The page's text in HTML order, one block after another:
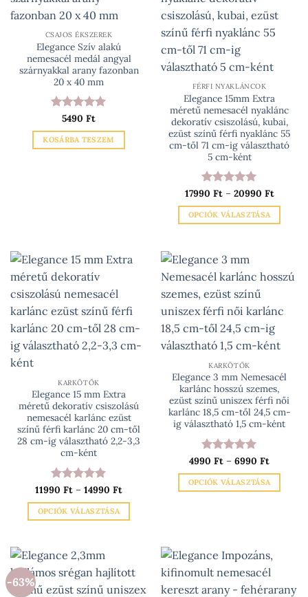
van.
A
változatok
a
termékoldalon
választhatók
ki
van.
A
változatok
a
termékoldalon
ki
CSAJOS ÉKSZEREK
Elegance Szív alakú
nemesacél medál angyal
szárnyakkal arany fazonban
20 x 40 mm
Értékelés:
/ 5
5490 Ft
KOSÁRBA TESZEM
FÉRFI NYAKLÁNCOK
Elegance 15mm Extra
méretű nemesacél nyaklánc
dekoratív csiszolású, kubai,
ezüst színű férfi nyaklánc 55
cm-től 71 cm-ig választható
5 cm-ként
Értékelés:5
/ 5
17990 Ft – 20990 Ft
-
OPCIÓK VÁLASZTÁSA
terméknek
több
variációja
A
változatok
a
termékoldalon
választhatók
ki
KARKÖTŐK
Elegance 15 mm Extra
méretű dekoratív csiszolású
nemesacél karlánc ezüst
színű férfi karlánc 20 cm-től
28 cm-ig választható 2,2-3,3
cm-ként
Értékelés:5
/ 5
11990 Ft – 14990 FtÁrtartomány:
-
OPCIÓK VÁLASZTÁSA
terméknek
több
variációja
KARKÖTŐK
Elegance 3 mm Nemesacél
karlánc hosszú szemes,
ezüst színű uniszex férfi női
karlánc 18,5 cm-től 24,5 cm-
ig választható 1,5 cm-ként
Értékelés:5
/ 5
4990 Ft – 6990 Ft
-
6990 Ft
OPCIÓK VÁLASZTÁSA
variációja
van.
-63%